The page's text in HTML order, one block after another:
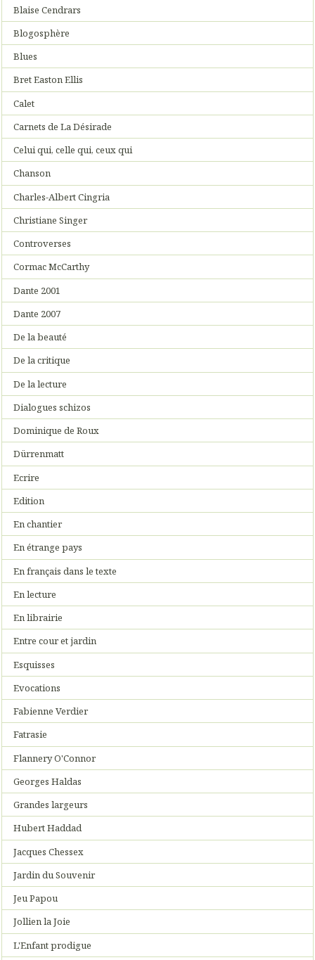
Blaise Cendrars
Blogosphère
Blues
Bret Easton Ellis
Calet
Carnets de La Désirade
Celui qui, celle qui, ceux qui
Chanson
Charles-Albert Cingria
Christiane Singer
Controverses
Cormac McCarthy
Dante 2001
Dante 2007
De la beauté
De la critique
De la lecture
Dialogues schizos
Dominique de Roux
Dürrenmatt
Ecrire
Edition
En chantier
En étrange pays
En français dans le texte
En lecture
En librairie
Entre cour et jardin
Esquisses
Evocations
Fabienne Verdier
Fatrasie
Flannery O'Connor
Georges Haldas
Grandes largeurs
Hubert Haddad
Jacques Chessex
Jardin du Souvenir
Jeu Papou
Jollien la Joie
L'Enfant prodigue